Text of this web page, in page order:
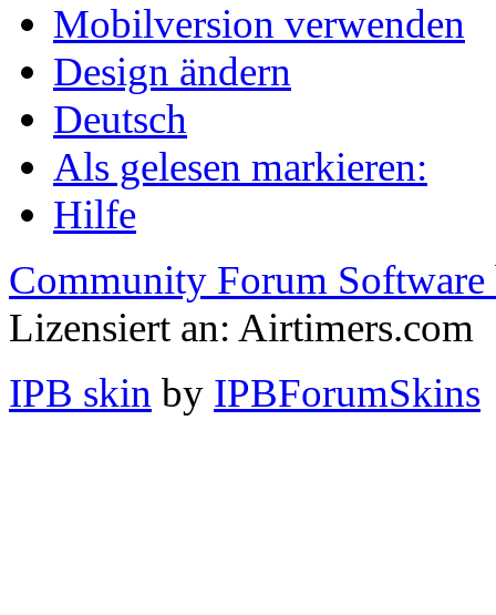
Mobilversion verwenden
Design ändern
Deutsch
Als gelesen markieren:
Hilfe
Community Forum Software
Lizensiert an: Airtimers.com
IPB skin by IPBForumSkins